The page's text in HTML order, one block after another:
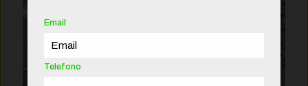
Email
Telefono